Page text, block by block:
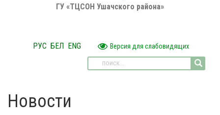
ГУ «ТЦСОН Ушачского района»
РУС БЕЛ ENG Версия для слабовидящих
Новости